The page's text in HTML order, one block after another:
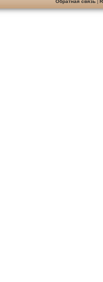
Обратная связь